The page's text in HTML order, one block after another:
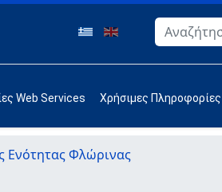
Αναζήτηση
Web Services Χρήσιμες Πληροφορίες
Ενότητας Φλώρινας